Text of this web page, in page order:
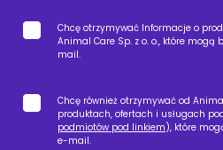
Chcę otrzymywać Informacje o
Animal Care Sp. z o. o., które
mail.
Chcę również otrzymywać od
produktach, ofertach i usługach
podmiotów pod linkiem), które
e-mail.